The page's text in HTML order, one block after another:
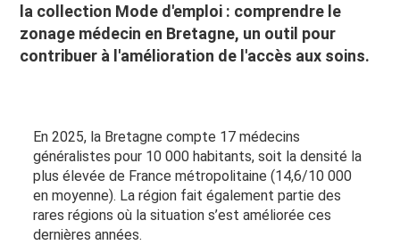
la collection Mode d'emploi : comprendre le
zonage médecin en Bretagne, un outil pour
contribuer à l'amélioration de l'accès aux soins.
En 2025, la Bretagne compte 17 médecins
généralistes pour 10 000 habitants, soit la densité la
plus élevée de France métropolitaine (14,6/10 000
en moyenne). La région fait également partie des
rares régions où la situation s’est améliorée ces
dernières années.